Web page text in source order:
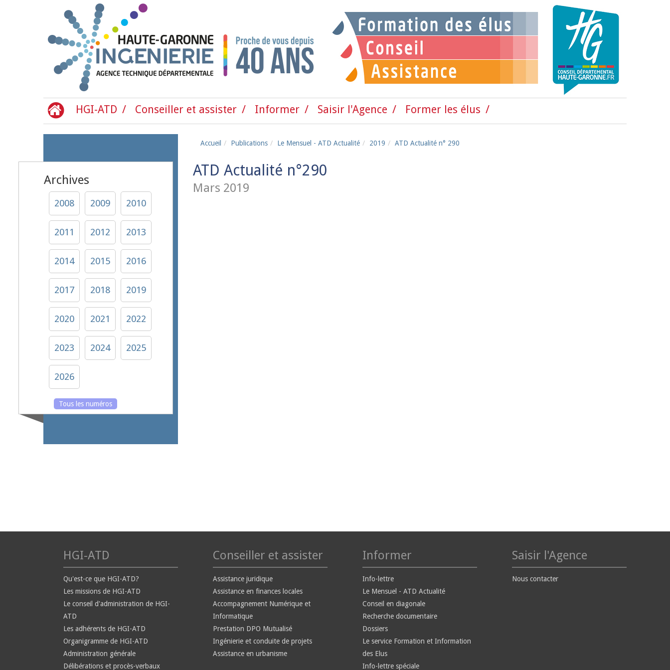
HGI-ATD Conseiller et assister Informer Saisir l'Agence Former les élus
Archives
2008 2009 2010
2011 2012 2013
2014 2015 2016
2017 2018 2019
2020 2021 2022
2023 2024 2025
2026
Tous les numéros
Accueil Publications Le Mensuel - ATD Actualité 2019 ATD Actualité n° 290
ATD Actualité n°290
Mars 2019
HGI-ATD
Qu'est-ce que HGI-ATD?
Les missions de HGI-ATD
Le conseil d'administration de HGI-
ATD
Les adhérents de HGI-ATD
Organigramme de HGI-ATD
Administration générale
Délibérations et procès-verbaux
Conseiller et assister
Assistance juridique
Assistance en finances locales
Accompagnement Numérique et
Informatique
Prestation DPO Mutualisé
Ingénierie et conduite de projets
Assistance en urbanisme
Informer
Info-lettre
Le Mensuel - ATD Actualité
Conseil en diagonale
Recherche documentaire
Dossiers
Le service Formation et Information
des Elus
Info-lettre spéciale
Saisir l'Agence
Nous contacter